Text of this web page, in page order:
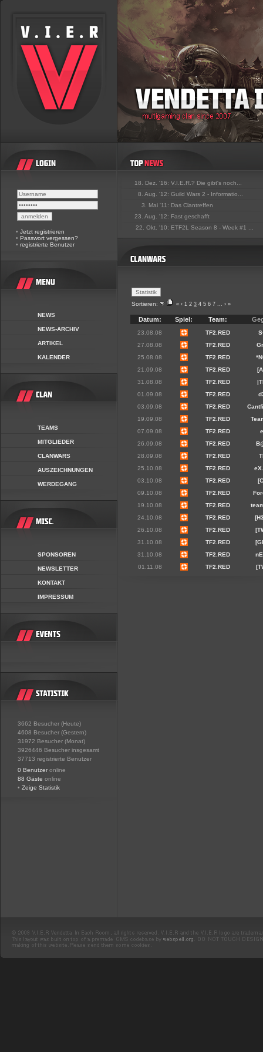
• Jetzt registrieren
• Passwort vergessen?
• registrierte Benutzer
NEWS
NEWS-ARCHIV
ARTIKEL
KALENDER
TEAMS
MITGLIEDER
CLANWARS
AUSZEICHNUNGEN
WERDEGANG
SPONSOREN
NEWSLETTER
KONTAKT
IMPRESSUM
3662 Besucher (Heute)
4608 Besucher (Gestern)
31972 Besucher (Monat)
3926446 Besucher insgesamt
37713 registrierte Benutzer
0 Benutzer online
88 Gäste online
• Zeige Statistik
18. Dez. '16: V.I.E.R.? Die gibt's noch...
8. Aug. '12: Guild Wars 2 - Informatio...
3. Mai '11: Das Clantreffen
23. Aug. '12: Fast geschafft
22. Okt. '10: ETF2L Season 8 - Week #1 ...
Sortieren: « ‹ 1 2 3 4 5 6 7 ... › »
Datum: Spiel: Team:
23.08.08 TF2.RED
27.08.08
TF2.RED
25.08.08
TF2.RED
21.09.08
TF2.RED
31.08.08
TF2.RED
01.09.08
TF2.RED
03.09.08
TF2.RED
19.09.08
TF2.RED
07.09.08
TF2.RED
26.09.08
TF2.RED
28.09.08
TF2.RED
25.10.08
TF2.RED
03.10.08
TF2.RED
09.10.08
TF2.RED
19.10.08
TF2.RED
24.10.08
TF2.RED
26.10.08
TF2.RED
31.10.08
TF2.RED
31.10.08
TF2.RED
01.11.08
TF2.RED